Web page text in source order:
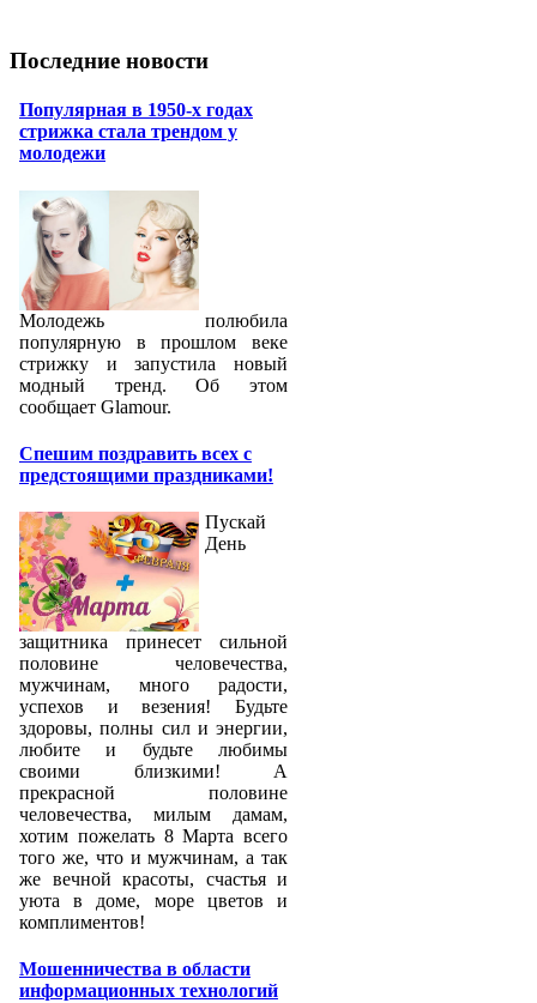
Последние новости
Популярная в 1950-х годах
стрижка стала трендом у
молодежи
Молодежь полюбила
популярную в прошлом веке
стрижку и запустила новый
модный тренд. Об этом
сообщает Glamour.
Спешим поздравить всех с
предстоящими праздниками!
Пускай
День
защитника принесет сильной
половине человечества,
мужчинам, много радости,
успехов и везения! Будьте
здоровы, полны сил и энергии,
любите и будьте любимы
своими близкими! А
прекрасной половине
человечества, милым дамам,
хотим пожелать 8 Марта всего
того же, что и мужчинам, а так
же вечной красоты, счастья и
уюта в доме, море цветов и
комплиментов!
Мошенничества в области
информационных технологий